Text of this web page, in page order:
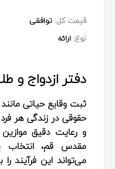
قیمت کل: توافقی
نوع: ارائه
دفتر ازدواج و طلاق ۱۳
ثبت وقایع حیاتی
حقوقی در زندگی هر
و رعایت دقیق
مقدس قم، انتخاب
می‌تواند این فرآیند